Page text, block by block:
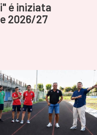
é iniziata
2026/27